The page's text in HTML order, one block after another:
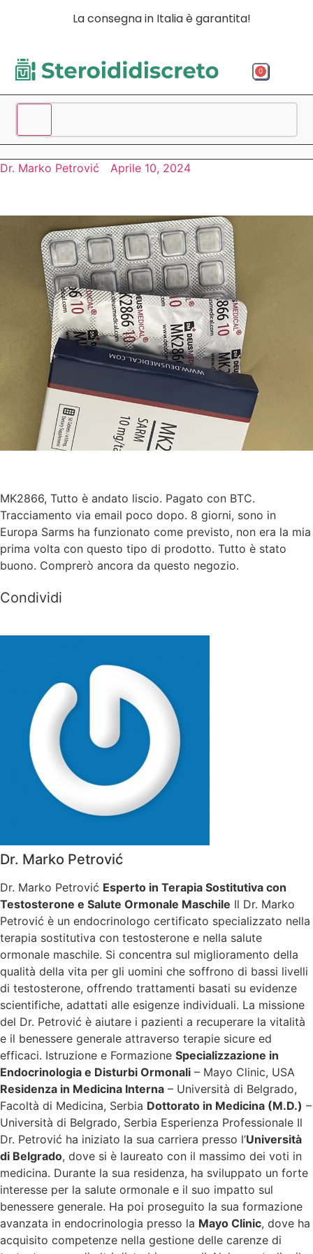
La consegna in Italia è garantita!
0
Dr. Marko Petrović Aprile 10, 2024
MK2866, Tutto è andato liscio. Pagato con BTC.
Tracciamento via email poco dopo. 8 giorni, sono in
Europa Sarms ha funzionato come previsto, non era la mia
prima volta con questo tipo di prodotto. Tutto è stato
buono. Comprerò ancora da questo negozio.
Condividi
Dr. Marko Petrović
Dr. Marko Petrović Esperto in Terapia Sostitutiva con
Testosterone e Salute Ormonale Maschile Il Dr. Marko
Petrović è un endocrinologo certificato specializzato nella
terapia sostitutiva con testosterone e nella salute
ormonale maschile. Si concentra sul miglioramento della
qualità della vita per gli uomini che soffrono di bassi livelli
di testosterone, offrendo trattamenti basati su evidenze
scientifiche, adattati alle esigenze individuali. La missione
del Dr. Petrović è aiutare i pazienti a recuperare la vitalità
e il benessere generale attraverso terapie sicure ed
efficaci. Istruzione e Formazione Specializzazione in
Endocrinologia e Disturbi Ormonali – Mayo Clinic, USA
Residenza in Medicina Interna – Università di Belgrado,
Facoltà di Medicina, Serbia Dottorato in Medicina (M.D.) –
Università di Belgrado, Serbia Esperienza Professionale Il
Dr. Petrović ha iniziato la sua carriera presso l’Università
di Belgrado, dove si è laureato con il massimo dei voti in
medicina. Durante la sua residenza, ha sviluppato un forte
interesse per la salute ormonale e il suo impatto sul
benessere generale. Ha poi proseguito la sua formazione
avanzata in endocrinologia presso la Mayo Clinic, dove ha
acquisito competenze nella gestione delle carenze di